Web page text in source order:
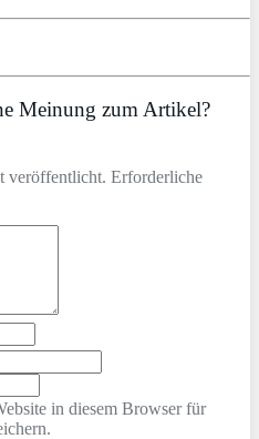
Meinung zum Artikel?
veröffentlicht. Erforderliche
in diesem Browser für